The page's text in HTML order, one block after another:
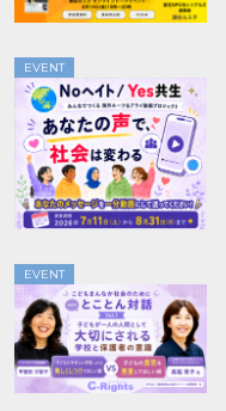
EVENT
EVENT